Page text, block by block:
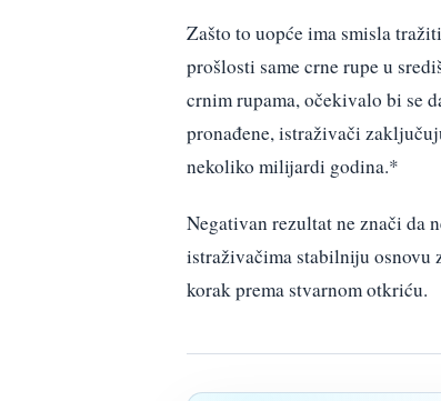
Zašto to uopće ima smisla
prošlosti same crne rupe u
crnim rupama, očekivalo bi se
pronađene, istraživači
nekoliko milijardi godina.*
Negativan rezultat ne znači da
istraživačima stabilniju osnovu
korak prema stvarnom otkriću.